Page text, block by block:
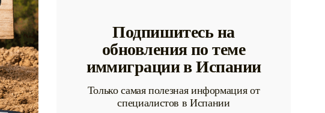
Подпишитесь на
обновления по теме
иммиграции в Испании
Только самая полезная информация от
специалистов в Испании